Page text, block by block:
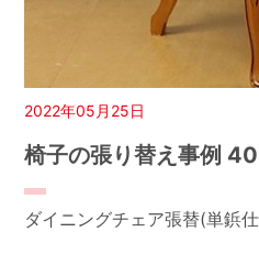
2022年05月25日
椅子の張り替え事例
ダイニングチェア張替(単鋲